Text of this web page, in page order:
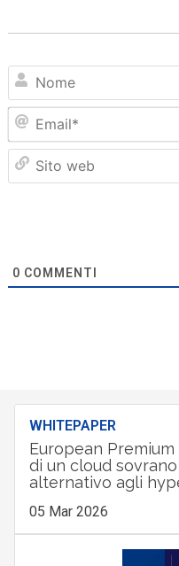
0 COMMENTI
WHITEPAPER
European
di un cloud
alternativo agli
05 Mar 2026